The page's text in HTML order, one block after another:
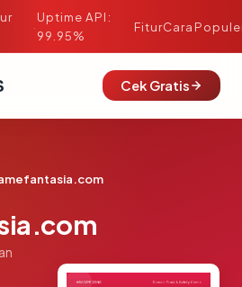
·
Uptime API:
99.95%
FiturCara
Cek Gratis